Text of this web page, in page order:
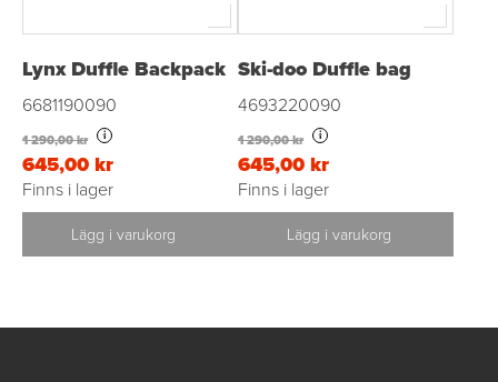
Lynx Duffle Backpack
6681190090
1 290,00 kr i
645,00 kr
Finns i lager
Lägg i varukorg
Ski-doo Duffle bag
4693220090
1 290,00 kr i
645,00 kr
Finns i lager
Lägg i varukorg